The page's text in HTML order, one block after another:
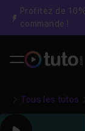
Profitez de
commande !
Tous les tutos